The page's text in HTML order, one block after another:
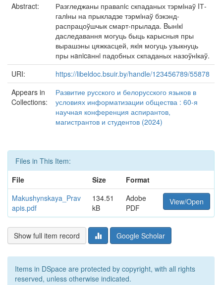
Abstract:
Разгледжаны правапiс скпаданых тэрмiнаў IТ-
галiны на прыкладзе тэрмiнаў бэкэнд-
распрацоўшчык смарт-прылада. Bынiкi
даследавання могуць быць карысныя пры
вырашэны цяжкасцей, якiя могуць узыкнуць
пры нaпicaннi падобных скпаданых назоўнiкаў.
URI:
https://libeldoc.bsuir.by/handle/123456789/55878
Appears in
Collections:
Развитие русского и белорусского языков в
условиях информатизации общества : 60-я
научная конференция аспирантов,
магистрантов и студентов (2024)
Files in This Item:
File
Size
Format
Makushynskaya_Prav
apis.pdf
134.51
kB
Adobe
PDF
View/Open
Show full item record Google Scholar
Items in DSpace are protected by copyright, with all rights
reserved, unless otherwise indicated.